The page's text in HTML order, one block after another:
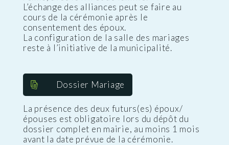
L’échange des alliances peut se faire au
cours de la cérémonie après le
consentement des époux.
La configuration de la salle des mariages
reste à l’initiative de la municipalité.
Dossier Mariage
La présence des deux futurs(es) époux/
épouses est obligatoire lors du dépôt du
dossier complet en mairie, au moins 1 mois
avant la date prévue de la cérémonie.